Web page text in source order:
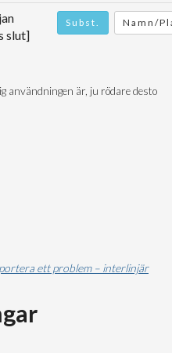
slut]
Subst. Namn/
användningen är, ju rödare desto
ett problem – interlinjär